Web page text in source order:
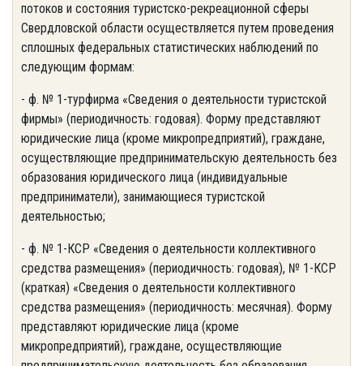
потоков и состояния туристско-рекреационной сферы
Свердловской области осуществляется путем проведения
сплошных федеральных статистических наблюдений по
следующим формам:
- ф. № 1-турфирма «Сведения о деятельности туристской
фирмы» (периодичность: годовая). Форму представляют
юридические лица (кроме микропредприятий), граждане,
осуществляющие предпринимательскую деятельность без
образования юридического лица (индивидуальные
предприниматели), занимающиеся туристской
деятельностью;
- ф. № 1-КСР «Сведения о деятельности коллективного
средства размещения» (периодичность: годовая), № 1-КСР
(краткая) «Сведения о деятельности коллективного
средства размещения» (периодичность: месячная). Форму
представляют юридические лица (кроме
микропредприятий), граждане, осуществляющие